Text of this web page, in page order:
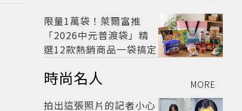
限量1萬袋！萊爾富推
「2026中元普渡袋」精
選12款熱銷商品一袋搞定
時尚名人 MORE
拍出這張照片的記者小心